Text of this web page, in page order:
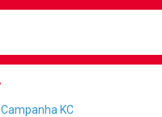
Campanha KC